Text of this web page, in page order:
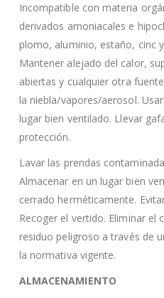
Incompatible con materia
derivados amoniacales e
plomo, aluminio, estaño, cinc
Mantener alejado del calor,
abiertas y cualquier otra
la niebla/vapores/aerosol.
lugar bien ventilado. Llevar
protección.
Lavar las prendas
Almacenar en un lugar bien
cerrado herméticamente.
Recoger el vertido. Eliminar
residuo peligroso a través de
la normativa vigente.
ALMACENAMIENTO